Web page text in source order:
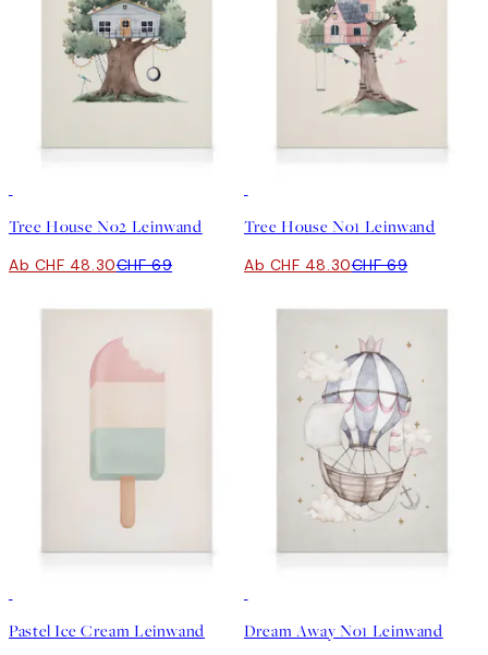
Tree House No2 Leinwand
Ab CHF 48.30CHF 69
Tree House No1 Leinwand
Ab CHF 48.30CHF 69
Pastel Ice Cream Leinwand Dream Away No1 Leinwand